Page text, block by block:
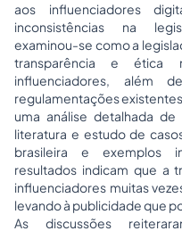
aos influenciadores
inconsistências na
examinou-se como a
transparência e ética
influenciadores, além
regulamentações
uma análise detalhada
literatura e estudo de
brasileira e exemplos
resultados indicam que a
influenciadores muitas
levando à publicidade que
As discussões